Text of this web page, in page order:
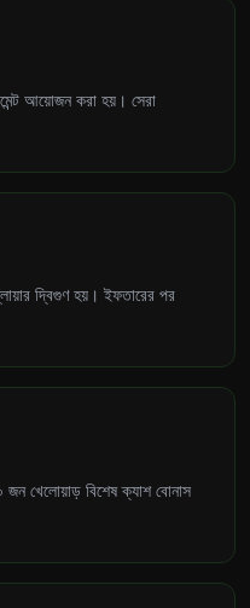
আয়োজন করা হয়। সেরা
দ্বিগুণ হয়। ইফতারের পর
জন খেলোয়াড় বিশেষ ক্যাশ বোনাস